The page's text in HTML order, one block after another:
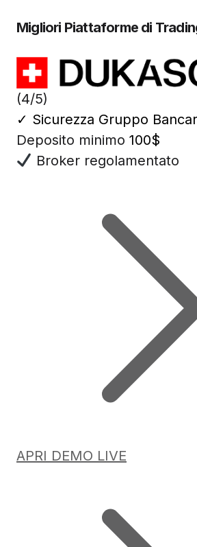
Migliori Piattaforme di
(4/5)
✓ Sicurezza Gruppo
Deposito minimo 100$
Broker regolamentato
APRI DEMO LIVE